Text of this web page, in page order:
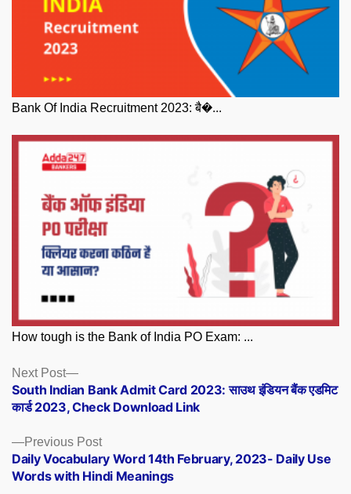
Bank Of India Recruitment 2023: बै�...
How tough is the Bank of India PO Exam: ...
Posts
navigation
Previous PostPrevious
post:
Daily Vocabulary Word 14th February, 2023- Daily Use
Words with Hindi Meanings
Next Post
Next
post:
South Indian Bank Admit Card 2023: साउथ इंडियन बैंक एडमिट
कार्ड 2023, Check Download Link